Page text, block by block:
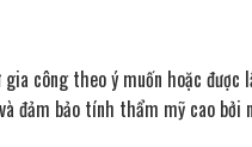
công theo ý muốn hoặc được
bảo tính thẩm mỹ cao bởi